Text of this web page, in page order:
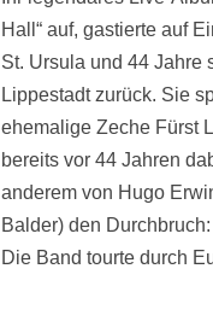
Hall“ auf, gastierte auf
St. Ursula und 44 Jahre
Lippestadt zurück. Sie
ehemalige Zeche Fürst
bereits vor 44 Jahren
anderem von Hugo
Balder) den
Die Band tourte durch